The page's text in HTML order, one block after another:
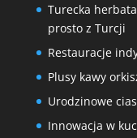
Turecka
prosto z Turcji
Restauracje
Plusy kawy
Urodzinowe
Innowacja w